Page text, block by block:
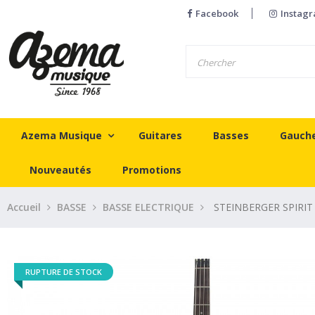
Facebook
Azema Musique Guitares Basses
Nouveautés Promotions
Accueil BASSE BASSE ELECTRIQUE STEINBERGER
RUPTURE DE STOCK